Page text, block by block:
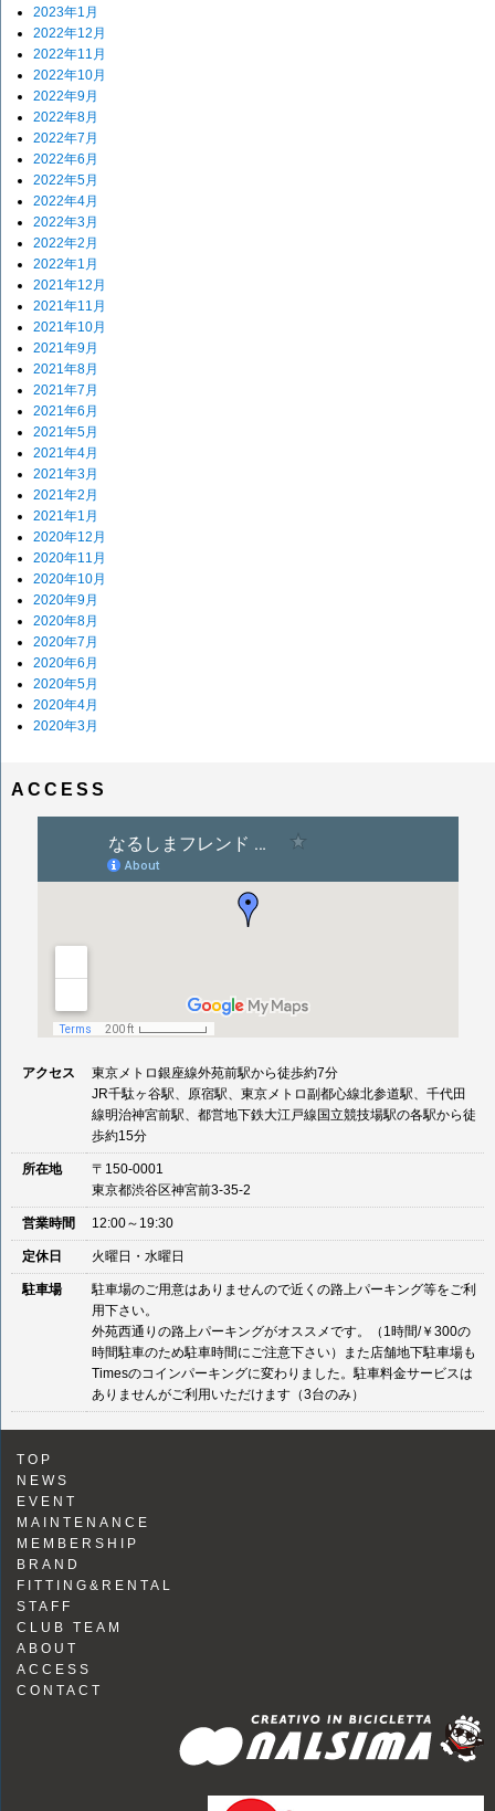
2023年1月
2022年12月
2022年11月
2022年10月
2022年9月
2022年8月
2022年7月
2022年6月
2022年5月
2022年4月
2022年3月
2022年2月
2022年1月
2021年12月
2021年11月
2021年10月
2021年9月
2021年8月
2021年7月
2021年6月
2021年5月
2021年4月
2021年3月
2021年2月
2021年1月
2020年12月
2020年11月
2020年10月
2020年9月
2020年8月
2020年7月
2020年6月
2020年5月
2020年4月
2020年3月
ACCESS
アクセス
東京メトロ銀座線外苑前駅から徒歩約7分
JR千駄ヶ谷駅、原宿駅、東京メトロ副都心線北参道駅、千代田
線明治神宮前駅、都営地下鉄大江戸線国立競技場駅の各駅から徒
歩約15分
所在地
〒150-0001
東京都渋谷区神宮前3-35-2
営業時間 12:00～19:30
定休日 火曜日・水曜日
駐車場
駐車場のご用意はありませんので近くの路上パーキング等をご利
用下さい。
外苑西通りの路上パーキングがオススメです。（1時間/￥300の
時間駐車のため駐車時間にご注意下さい）また店舗地下駐車場も
Timesのコインパーキングに変わりました。駐車料金サービスは
ありませんがご利用いただけます（3台のみ）
TOP
NEWS
EVENT
MAINTENANCE
MEMBERSHIP
BRAND
FITTING&RENTAL
STAFF
CLUB TEAM
ABOUT
ACCESS
CONTACT